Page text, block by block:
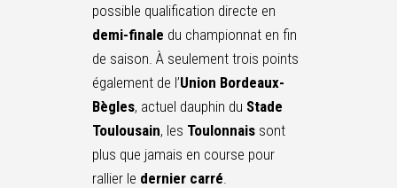
possible qualification directe en
demi-finale du championnat en fin
de saison. À seulement trois points
également de l’Union Bordeaux-
Bègles, actuel dauphin du Stade
Toulousain, les Toulonnais sont
plus que jamais en course pour
rallier le dernier carré